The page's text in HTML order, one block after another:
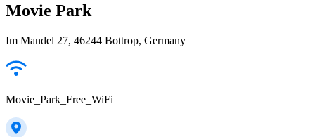
Movie Park
Im Mandel 27, 46244 Bottrop, Germany
Movie_Park_Free_WiFi